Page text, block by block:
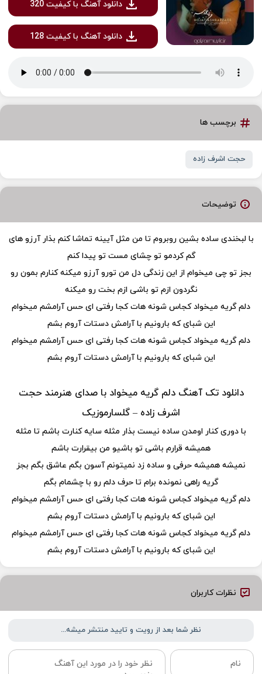
دانلود آهنگ با کیفیت 320
دانلود آهنگ با کیفیت 128
برچسب ها
حجت اشرف زاده
توضیحات
با لبخندی ساده بشین روبروم تا من مثل آیینه تماشا کنم بذار آرزو های
گم کردمو تو چشای مست تو پیدا کنم
بجز تو چی میخوام از این زندگی دل من تورو آرزو میکنه کنارم بمون رو
نگردون ازم تو باشی ازم بخت رو میکنه
دلم گریه میخواد کجاس شونه هات کجا رفتی ای حس آرامشم میخوام
این شبای که بارونیم با آرامش دستات آروم بشم
دلم گریه میخواد کجاس شونه هات کجا رفتی ای حس آرامشم میخوام
این شبای که بارونیم با آرامش دستات آروم بشم
دانلود تک آهنگ دلم گریه میخواد با صدای هنرمند حجت
اشرف زاده – گلسارموزیک
با دوری کنار اومدن ساده نیست بذار مثله سایه کنارت باشم تا مثله
همیشه قرارم باشی تو باشیو من بیقرارت باشم
نمیشه همیشه حرفی و ساده زد نمیتونم آسون بگم عاشق بگم بجز
گریه راهی نمونده برام تا حرف دلم رو با چشمام بگم
دلم گریه میخواد کجاس شونه هات کجا رفتی ای حس آرامشم میخوام
این شبای که بارونیم با آرامش دستات آروم بشم
دلم گریه میخواد کجاس شونه هات کجا رفتی ای حس آرامشم میخوام
این شبای که بارونیم با آرامش دستات آروم بشم
نظرات کاربران
نظر شما بعد از رویت و تایید منتشر میشه...